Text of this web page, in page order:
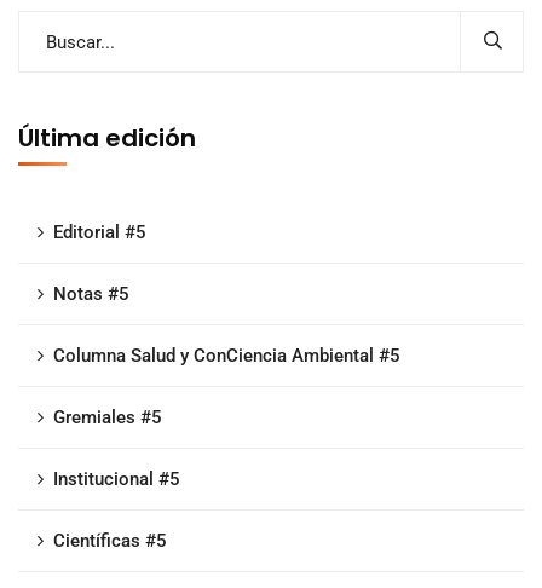
Última edición
Editorial #5
Notas #5
Columna Salud y ConCiencia Ambiental #5
Gremiales #5
Institucional #5
Científicas #5